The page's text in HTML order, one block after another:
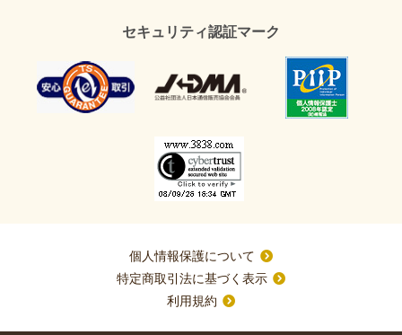
セキュリティ認証マーク
個人情報保護について
特定商取引法に基づく表示
利用規約